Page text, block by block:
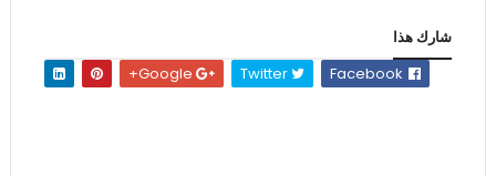
شارك هذا
Twitter